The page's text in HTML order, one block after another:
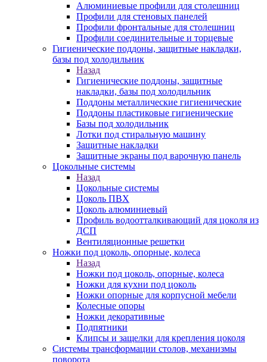
Алюминиевые профили для столешниц
Профили для стеновых панелей
Профили фронтальные для столешниц
Профили соединительные и торцевые
Гигиенические поддоны, защитные накладки,
базы под холодильник
Назад
Гигиенические поддоны, защитные
накладки, базы под холодильник
Поддоны металлические гигиенические
Поддоны пластиковые гигиенические
Базы под холодильник
Лотки под стиральную машину
Защитные накладки
Защитные экраны под варочную панель
Цокольные системы
Назад
Цокольные системы
Цоколь ПВХ
Цоколь алюминиевый
Профиль водоотталкивающий для цоколя из
ДСП
Вентиляционные решетки
Ножки под цоколь, опорные, колеса
Назад
Ножки под цоколь, опорные, колеса
Ножки для кухни под цоколь
Ножки опорные для корпусной мебели
Колесные опоры
Ножки декоративные
Подпятники
Клипсы и защелки для крепления цоколя
Системы трансформации столов, механизмы
поворота